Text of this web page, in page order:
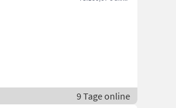
9 Tage online